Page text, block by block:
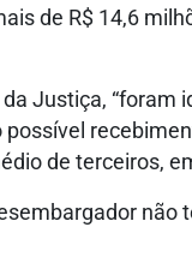
de R$ 14,6
Justiça,
de terceiros,
não